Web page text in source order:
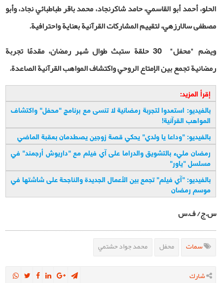
الحلو، أحمد أبو القاسمي، حامد شاكرنجاد، محمد باقر طباطبائي نجاد، وأبو
مصطفى سالارزهي، لتقييم المشاركات القرآنية بعناية واحترافية.
ويضم "محفل" 30حلقة ستبث طوال شهر رمضان، مقدمًا تجربة
رمضانية تجمع بين الإمتاع الروحي واكتشاف المواهب القرآنية الصاعدة.
إقرأ المزيد:
بالفيديو: استعدوا لتجربة رمضانية لا تنسى مع برنامج "محفل" واكتشاف
المواهب القرآنية!
بالفيديو: "وداعا يا ولدي" يحكي قصة زوجين يصطدمان بعقبة الماضي
رمضان مليء بالتشويق والدراما على آي فيلم مع "داريوش أرجمند" في
مسلسل "ياور"
بالفیديو: "آي فيلم" تجمع بين الأعمال الجديدة والناجحة على شاشتها في
موسم رمضان
س.ج/ ف.س
سمات محفل محمد جواد حشتمي
شارك